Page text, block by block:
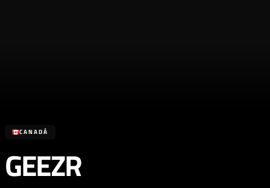
CANADÁ
GEEZR